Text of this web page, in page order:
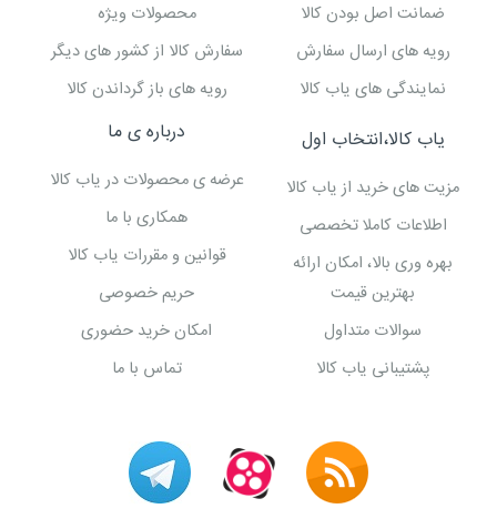
ضمانت اصل بودن کالا
رویه های ارسال سفارش
نمایندگی های یاب کالا
محصولات ویژه
سفارش کالا از کشور های دیگر
رویه های باز گرداندن کالا
یاب کالا،انتخاب اول
مزیت های خرید از یاب کالا
اطلاعات کاملا تخصصی
بهره وری بالا، امکان ارائه
بهترین قیمت
سوالات متداول
پشتیبانی یاب کالا
درباره ی ما
عرضه ی محصولات در یاب کالا
همکاری با ما
قوانین و مقررات یاب کالا
حریم خصوصی
امکان خرید حضوری
تماس با ما